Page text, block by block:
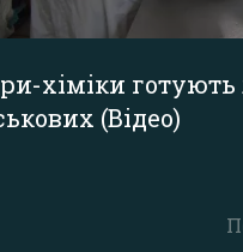
хіміки готують
(Відео)